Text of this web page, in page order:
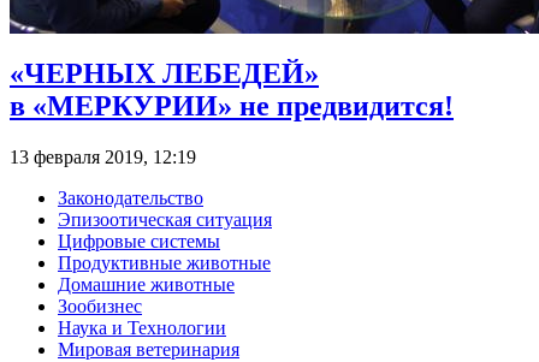
«ЧЕРНЫХ ЛЕБЕДЕЙ»
в «МЕРКУРИИ» не предвидится!
13 февраля 2019, 12:19
Законодательство
Эпизоотическая ситуация
Цифровые системы
Продуктивные животные
Домашние животные
Зообизнес
Наука и Технологии
Мировая ветеринария